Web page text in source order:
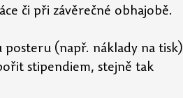
či při závěrečné obhajobě.
posteru (např. náklady na tisk)
stipendiem, stejně tak